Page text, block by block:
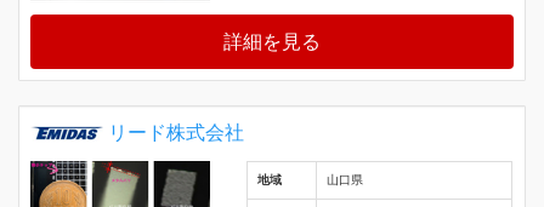
詳細を見る
リード株式会社
地域 山口県